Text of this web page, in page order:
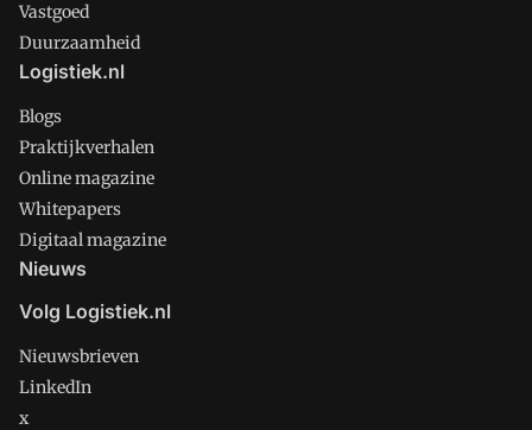
Vastgoed
Duurzaamheid
Logistiek.nl
Blogs
Praktijkverhalen
Online magazine
Whitepapers
Digitaal magazine
Nieuws
Volg Logistiek.nl
Nieuwsbrieven
LinkedIn
x